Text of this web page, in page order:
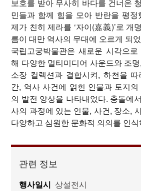
보호를 받아 무사히 바다를 건너온
민들과 함께 힘을 모아 반란을 평
제가 친히 제라를 ‘자이(嘉義)’로 개
름이 대만 역사의 무대에 오르게 되
국립고궁박물관은 새로운 시각으
해 다양한 멀티미디어 사운드와 조
소장 컬렉션과 결합시켜, 하천을
간, 역사 사건에 얽힌 인물과 토지
의 발전 양상을 나타내었다. 충돌에
사의 과정에 있는 인물, 사건, 장소,
다양하고 심원한 문화적 의의를 인
관련 정보
행사일시 상설전시